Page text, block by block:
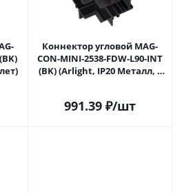
Коннектор угловой MAG-
CON-MINI-2538-FDW-L90-INT
(BK) (Arlight, IP20 Металл, 5
991.39 ₽/шт